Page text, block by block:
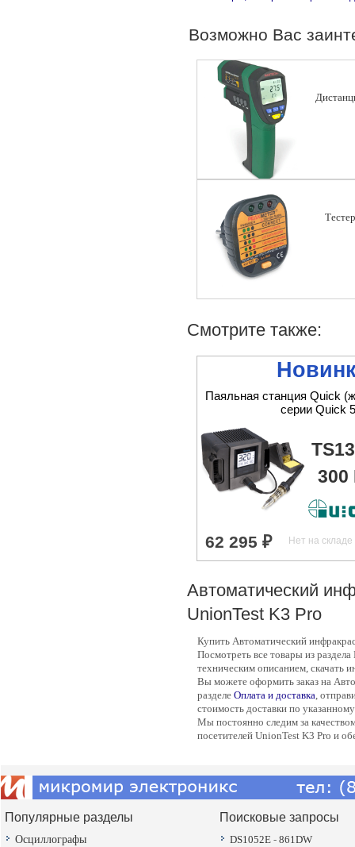
Возможно Вас
Смотрите также:
Паяльная станция Quick
серии Quick
300
Автоматический
UnionTest K3 Pro
Купить Автоматический
Посмотреть все товары из
техническим описанием, скачать
Вы можете оформить заказ на
разделе Оплата и доставка,
стоимость доставки по
Мы постоянно следим за
посетителей UnionTest K3 Pro и
Популярные разделы Поисковые запросы
Осциллографы
DS1052E - 861DW